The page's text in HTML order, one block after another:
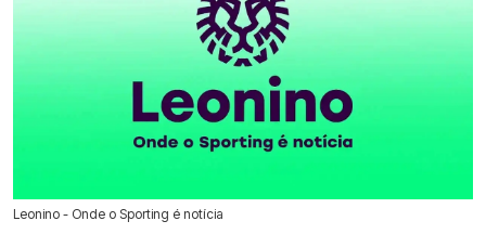
Leonino - Onde o Sporting é notícia